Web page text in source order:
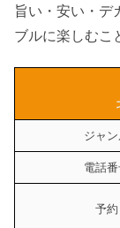
旨い・安い・デ
ブルに楽しむこ
ジャ
電話
予約